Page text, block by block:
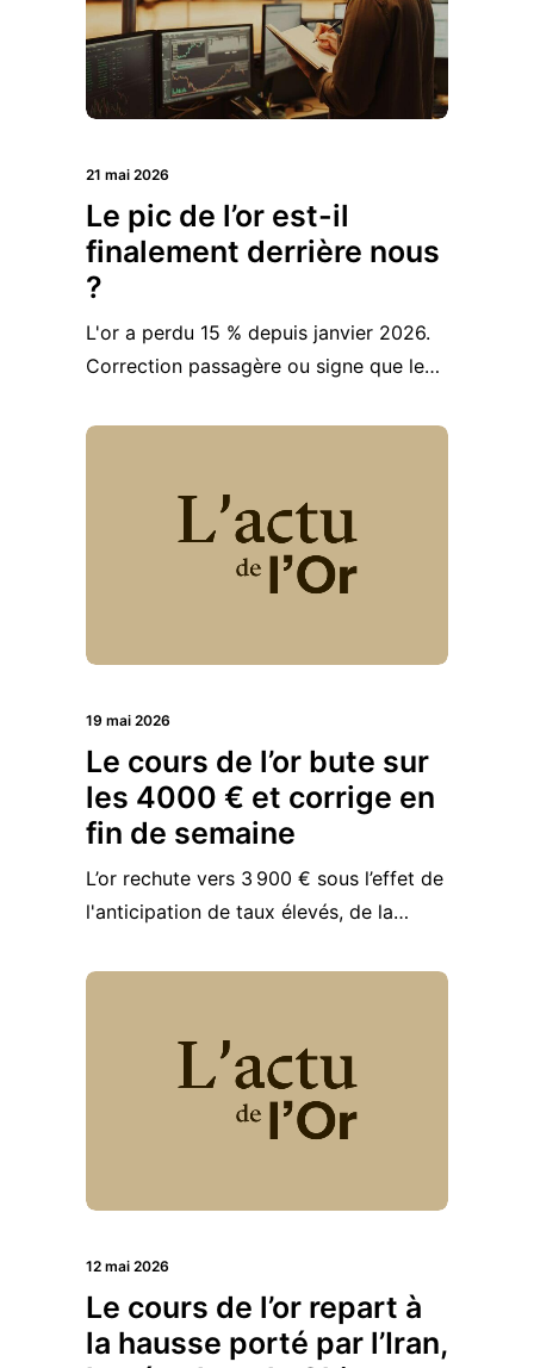
21 mai 2026
Le pic de l’or est-il
finalement derrière nous
?
L'or a perdu 15 % depuis janvier 2026.
Correction passagère ou signe que le…
19 mai 2026
Le cours de l’or bute sur
les 4000 € et corrige en
fin de semaine
L’or rechute vers 3 900 € sous l’effet de
l'anticipation de taux élevés, de la…
12 mai 2026
Le cours de l’or repart à
la hausse porté par l’Iran,